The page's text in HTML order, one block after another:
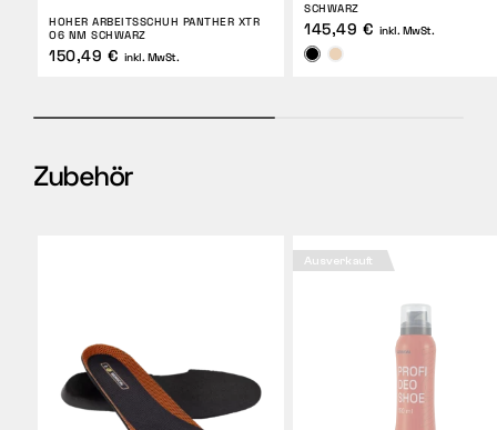
HOHER ARBEITSSCHUH PANTHER XTR
O6 NM SCHWARZ
150,49 € inkl. MwSt.
SCHWARZ
145,49 € inkl. MwSt.
Zubehör
Ausverkauft